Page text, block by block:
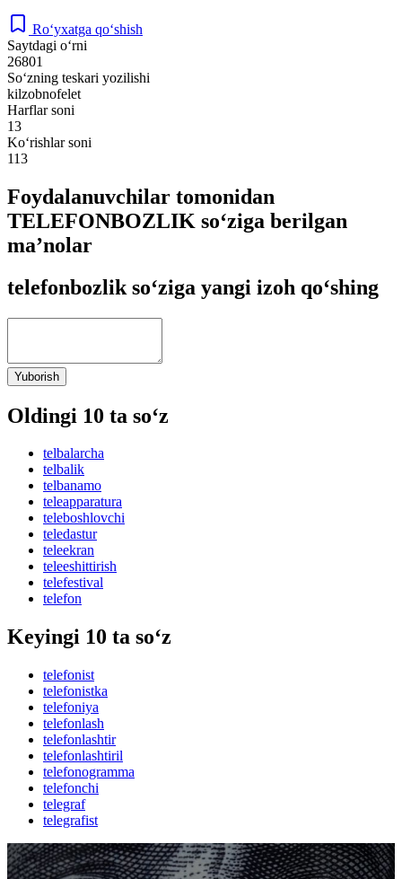
Ro‘yxatga qo‘shish
Saytdagi o‘rni
26801
So‘zning teskari yozilishi
kilzobnofelet
Harflar soni
13
Ko‘rishlar soni
113
Foydalanuvchilar tomonidan
TELEFONBOZLIK so‘ziga berilgan
ma’nolar
telefonbozlik so‘ziga yangi izoh qo‘shing
Yuborish
Oldingi 10 ta so‘z
telbalarcha
telbalik
telbanamo
teleapparatura
teleboshlovchi
teledastur
teleekran
teleeshittirish
telefestival
telefon
Keyingi 10 ta so‘z
telefonist
telefonistka
telefoniya
telefonlash
telefonlashtir
telefonlashtiril
telefonogramma
telefonchi
telegraf
telegrafist